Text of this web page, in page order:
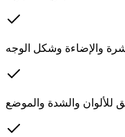
والإضاءة وشكل الوجه
للألوان والشدة والموضع